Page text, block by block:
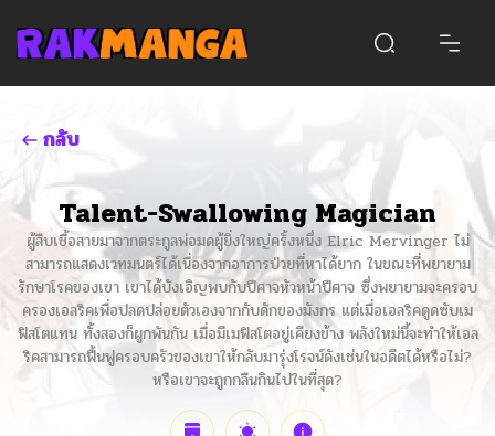
กลับ
Talent-Swallowing Magician
ผู้สืบเชื้อสายมาจากตระกูลพ่อมดผู้ยิ่งใหญ่ครั้งหนึ่ง Elric Mervinger ไม่
สามารถแสดงเวทมนตร์ได้เนื่องจากอาการป่วยที่หาได้ยาก ในขณะที่พยายาม
รักษาโรคของเขา เขาได้บังเอิญพบกับปีศาจหัวหน้าปีศาจ ซึ่งพยายามจะครอบ
ครองเอลริคเพื่อปลดปล่อยตัวเองจากกับดักของมังกร แต่เมื่อเอลริคดูดซับเม
ฟิสโตแทน ทั้งสองก็ผูกพันกัน เมื่อมีเมฟิสโตอยู่เคียงข้าง พลังใหม่นี้จะทำให้เอล
ริคสามารถฟื้นฟูครอบครัวของเขาให้กลับมารุ่งโรจน์ดังเช่นในอดีตได้หรือไม่?
หรือเขาจะถูกกลืนกินไปในที่สุด?